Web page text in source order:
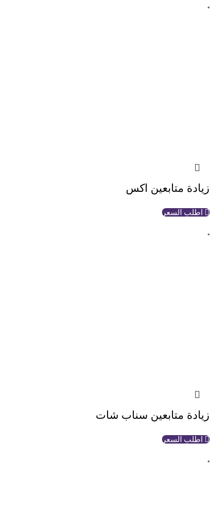
زيادة متابعين اكس
اطلب السعر
زيادة متابعين سناب شات
اطلب السعر